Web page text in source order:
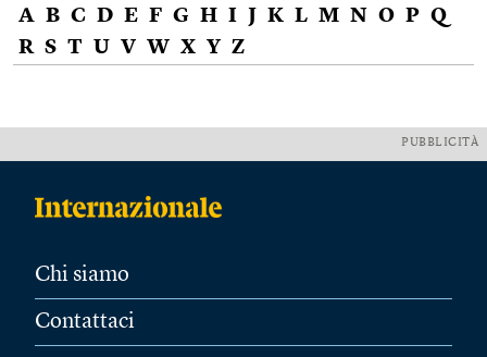
A B C D E F G H I J K L M N O P Q
R S T U V W X Y Z
PUBBLICITÀ
Chi siamo
Contattaci